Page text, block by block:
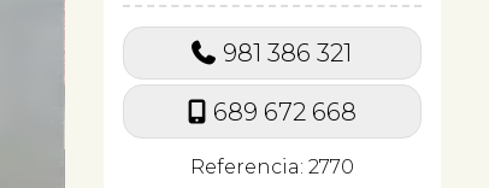
981 386 321
689 672 668
Referencia: 2770